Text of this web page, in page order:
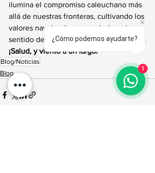
ilumina el compromiso caleuchano más
allá de nuestras fronteras, cultivando los
valores navales, la camaradería y el
sentido de pertenencia que nos definen.
¡Salud, y viento a un largo!
Blog/Noticias
Blog
¿Cómo podemos ayudarte?
1